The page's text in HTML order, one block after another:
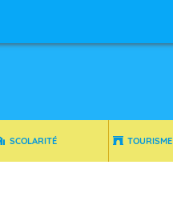
SCOLARITÉ TOURISME